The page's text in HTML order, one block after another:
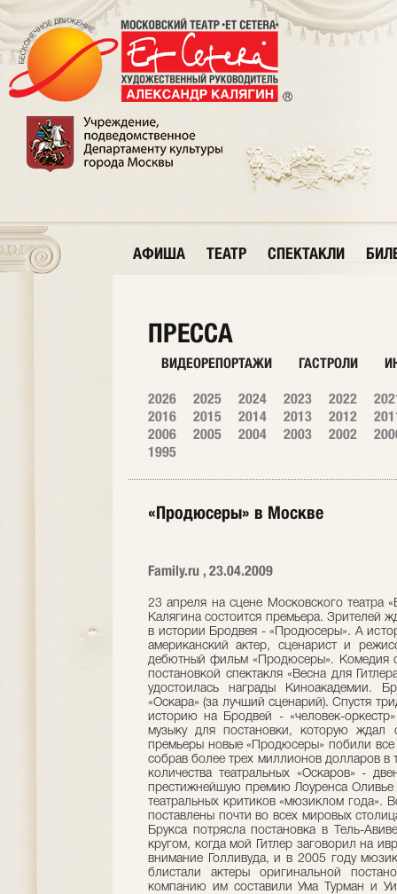
АФИША ТЕАТР СПЕКТАКЛИ
ПРЕССА
ВИДЕОРЕПОРТАЖИ ГАСТРОЛИ
2026 2025 2024 2023 2022
2016
2015 2014 2013 2012
2006
2005 2004 2003 2002
1995
«Продюсеры» в Москве
Family.ru , 23.04.2009
23 апреля на сцене Московского театра
Калягина состоится премьера. Зрителей
в истории Бродвея - «Продюсеры». А
американский актер, сценарист и
дебютный фильм «Продюсеры». Комедия
постановкой спектакля «Весна для
удостоилась награды Киноакадемии.
«Оскара» (за лучший сценарий). Спустя
историю на Бродвей - «человек-
музыку для постановки, которую ждал
премьеры новые «Продюсеры» побили
собрав более трех миллионов долларов
количества театральных «Оскаров» -
престижнейшую премию Лоуренса
театральных критиков «мюзиклом
поставлены почти во всех мировых
Брукса потрясла постановка в Тель-
кругом, когда мой Гитлер заговорил на
внимание Голливуда, и в 2005 году
блистали актеры оригинальной
компанию им составили Ума Турман и